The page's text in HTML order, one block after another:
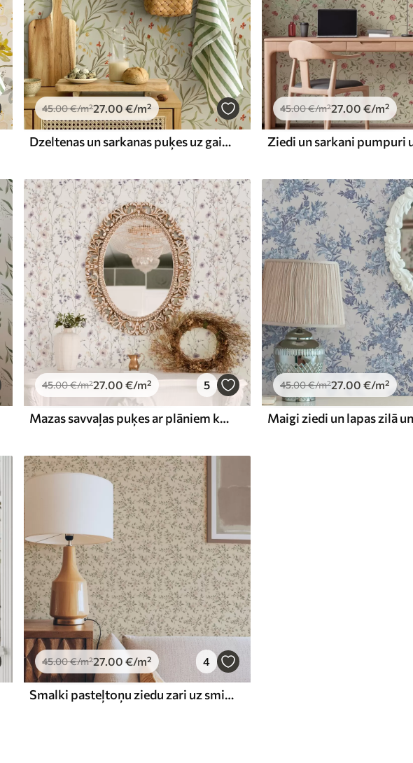
45.00€/m²27.00 €/m²
Dzeltenas un sarkanas puķes uz gaiši zaļgana fona
45.00€/m²27.00 €/m²
45.00€/m²27.00 €/m² 5
Mazas savvaļas puķes ar plāniem kātiņiem uz gaiša fona
45.00€/m²27.00 €/m²
45.00€/m²27.00 €/m² 4
Smalki pasteļtoņu ziedu zari uz smilškrāsas fona